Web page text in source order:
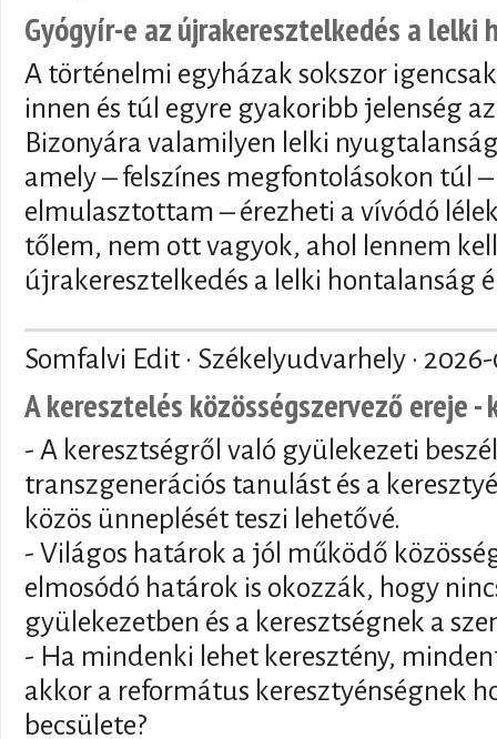
Gyógyír-e az újrakeresztelkedés a lelki
A történelmi egyházak sokszor
innen és túl egyre gyakoribb jelenség
Bizonyára valamilyen lelki
amely – felszínes megfontolásokon túl
elmulasztottam – érezheti a vívódó
tőlem, nem ott vagyok, ahol lennem
újrakeresztelkedés a lelki hontalanság
Somfalvi Edit · Székelyudvarhely ·
A keresztelés közösségszervező ereje -
- A keresztségről való gyülekezeti
transzgenerációs tanulást és a
közös ünneplését teszi lehetővé.
- Világos határok a jól működő
elmosódó határok is okozzák, hogy
gyülekezetben és a keresztségnek a
- Ha mindenki lehet keresztény,
akkor a református keresztyénségnek
becsülete?